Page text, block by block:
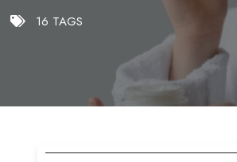
16 TAGS